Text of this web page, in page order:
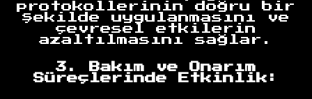
protokollerinin doğru bir
şekilde uygulanmasını ve
çevresel etkilerin
azaltılmasını sağlar.
3. Bakım ve Onarım
Süreçlerinde Etkinlik: